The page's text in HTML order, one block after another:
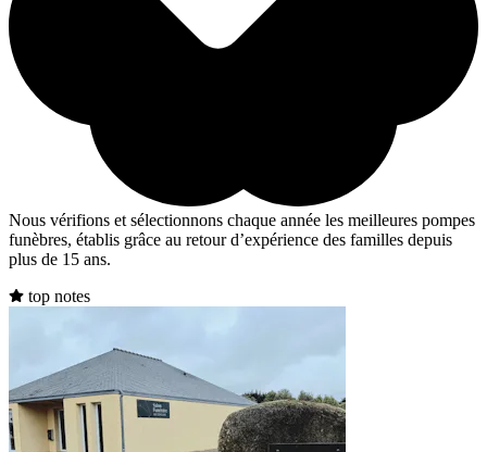
Nous vérifions et sélectionnons chaque année les meilleures pompes
funèbres, établis grâce au retour d’expérience des familles depuis
plus de 15 ans.
top notes